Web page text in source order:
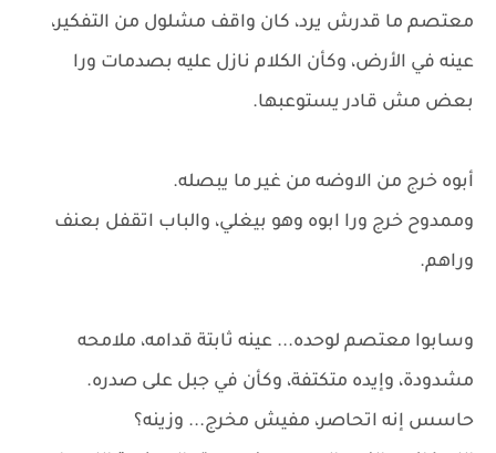
معتصم ما قدرش يرد، كان واقف مشلول من التفكير،
عينه في الأرض، وكأن الكلام نازل عليه بصدمات ورا
بعض مش قادر يستوعبها.
أبوه خرج من الاوضه من غير ما يبصله.
وممدوح خرج ورا ابوه وهو بيغلي، والباب اتقفل بعنف
وراهم.
وسابوا معتصم لوحده... عينه ثابتة قدامه، ملامحه
مشدودة، وإيده متكتفة، وكأن في جبل على صدره.
حاسس إنه اتحاصر، مفيش مخرج... وزينه؟